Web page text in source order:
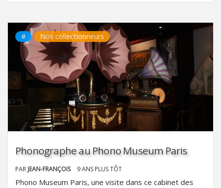
# Nos collectionneurs
Phonographe au Phono Museum Paris
PAR JEAN-FRANÇOIS 9 ANS PLUS TÔT
Phono Museum Paris, une visite dans ce cabinet des